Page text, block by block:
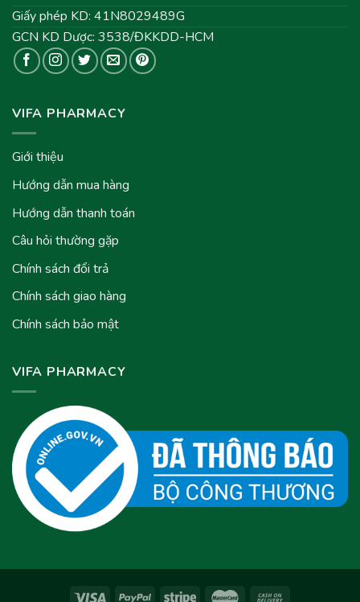
Giấy phép KD: 41N8029489G
GCN KD Dược: 3538/ĐKKDD-HCM
VIFA PHARMACY
Giới thiệu
Hướng dẫn mua hàng
Hướng dẫn thanh toán
Câu hỏi thường gặp
Chính sách đổi trả
Chính sách giao hàng
Chính sách bảo mật
VIFA PHARMACY